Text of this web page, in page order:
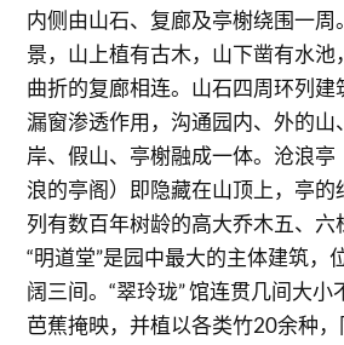
内侧由山石、复廊及亭榭绕围一周
景，山上植有古木，山下凿有水池
曲折的复廊相连。山石四周环列建
漏窗渗透作用，沟通园内、外的山
岸、假山、亭榭融成一体。沧浪亭
浪的亭阁）即隐藏在山顶上，亭的
列有数百年树龄的高大乔木五、六
“明道堂”是园中最大的主体建筑，
阔三间。“翠玲珑” 馆连贯几间大
芭蕉掩映，并植以各类竹20余种，